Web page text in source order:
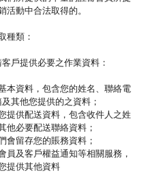
活動中合法取得的。
種類：
戶提供必要之作業資料：
本資料，包含您的姓名、聯絡電
其他您提供的之資料；
提供配送資料，包含收件人之姓
他必要配送聯絡資料；
會留存您的賬務資料；
員及客戶權益通知等相關服務，
提供其他資料